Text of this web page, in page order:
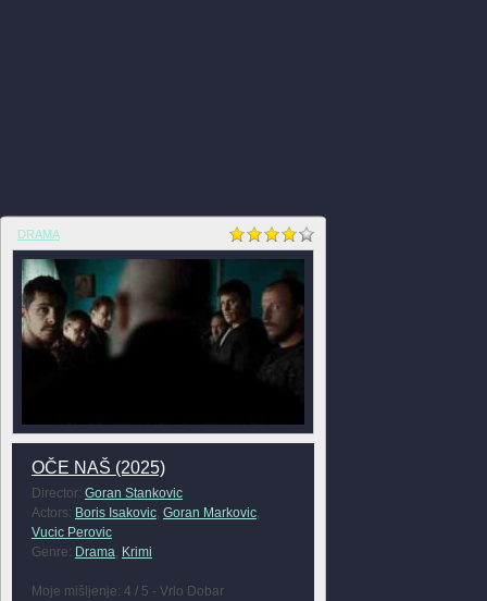
DRAMA
OČE NAŠ (2025)
Director: Goran Stankovic
Actors: Boris Isakovic, Goran Markovic,
Vucic Perovic
Genre: Drama, Krimi
Moje mišljenje: 4 / 5 - Vrlo Dobar